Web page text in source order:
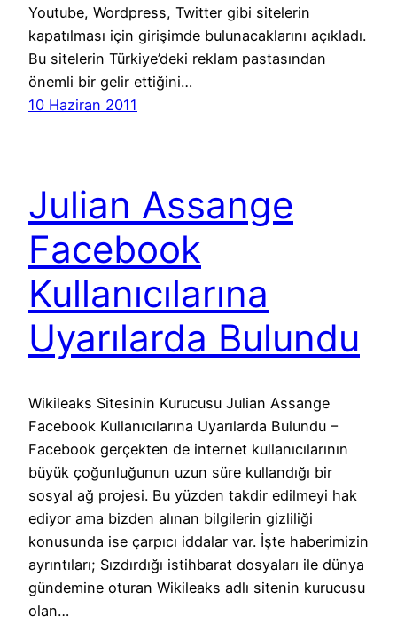
Youtube, Wordpress, Twitter gibi sitelerin
kapatılması için girişimde bulunacaklarını açıkladı.
Bu sitelerin Türkiye’deki reklam pastasından
önemli bir gelir ettiğini…
10 Haziran 2011
Julian Assange
Facebook
Kullanıcılarına
Uyarılarda Bulundu
Wikileaks Sitesinin Kurucusu Julian Assange
Facebook Kullanıcılarına Uyarılarda Bulundu –
Facebook gerçekten de internet kullanıcılarının
büyük çoğunluğunun uzun süre kullandığı bir
sosyal ağ projesi. Bu yüzden takdir edilmeyi hak
ediyor ama bizden alınan bilgilerin gizliliği
konusunda ise çarpıcı iddalar var. İşte haberimizin
ayrıntıları; Sızdırdığı istihbarat dosyaları ile dünya
gündemine oturan Wikileaks adlı sitenin kurucusu
olan…